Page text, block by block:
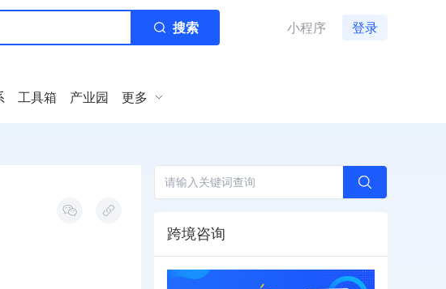
搜索 小程序 登录
工具箱 产业园 更多
跨境咨询